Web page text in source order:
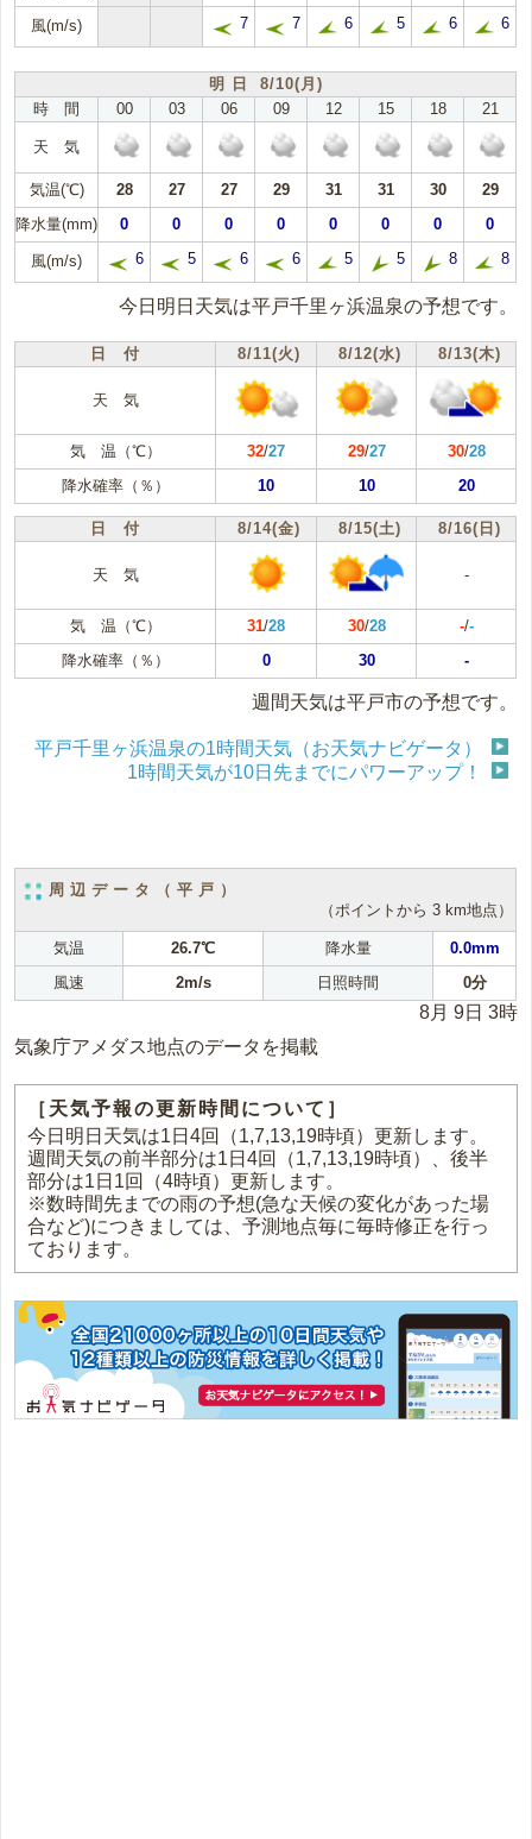
風(m/s) 7 7 6 5 6 6
明 日 8/10(月)
時 間
00 03 06 09 12 15 18 21
天 気
気温(℃) 28 27 27 29 31 31 30
29
降水量(mm)
0 0 0 0 0 0 0 0
風(m/s) 6 5 6 6 5 5 8 8
今日明日天気は平戸千里ヶ浜温泉の予想です。
日 付 8/11(火) 8/12(水) 8/13(木)
天 気
気 温（℃） 32/27 29/27 30/28
降水確率（％）
10 10 20
日 付 8/14(金) 8/15(土) 8/16(日)
天 気 -
気 温（℃） 31/28 30/28 -/-
降水確率（％）
0 30 -
週間天気は平戸市の予想です。
平戸千里ヶ浜温泉の1時間天気（お天気ナビゲータ）
1時間天気が10日先までにパワーアップ！
周辺データ（平戸）
（ポイントから 3 km地点）
気温 26.7℃ 降水量
0.0mm
風速
2m/s 日照時間 0分
8月 9日 3時
気象庁アメダス地点のデータを掲載
［天気予報の更新時間について］
今日明日天気は1日4回（1,7,13,19時頃）更新します。
週間天気の前半部分は1日4回（1,7,13,19時頃）、後半
部分は1日1回（4時頃）更新します。
※数時間先までの雨の予想(急な天候の変化があった場
合など)につきましては、予測地点毎に毎時修正を行っ
ております。